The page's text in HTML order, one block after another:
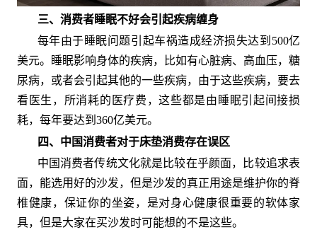
三、消费者睡眠不好会引起疾病缠身
每年由于睡眠问题引起车祸造成经济损失达到500亿
美元。睡眠影响身体的疾病，比如有心脏病、高血压，糖
尿病，或者会引起其他的一些疾病，由于这些疾病，要去
看医生，所消耗的医疗费，这些都是由睡眠引起间接损
耗，每年要达到360亿美元。
四、中国消费者对于床垫消费存在误区
中国消费者传统文化就是比较在乎颜面，比较追求表
面，能选用好的沙发，但是沙发的真正用途是维护你的脊
椎健康，保证你的坐姿，是对身心健康很重要的软体家
具，但是大家在买沙发时可能想的不是这些。